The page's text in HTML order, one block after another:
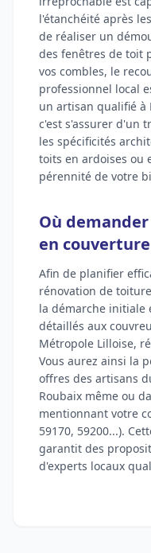
l'étanchéité après
de réaliser un
des fenêtres de toit
vos combles, le
professionnel local
un artisan qualifié à
c'est s'assurer d'un
les spécificités
toits en ardoises ou
pérennité de votre
Où
en couverture
Afin de planifier
rénovation de
la démarche initiale
détaillés aux
Métropole Lilloise,
Vous aurez ainsi la
offres des artisans
Roubaix même ou
mentionnant votre
59170, 59200...).
garantit des
d'experts locaux